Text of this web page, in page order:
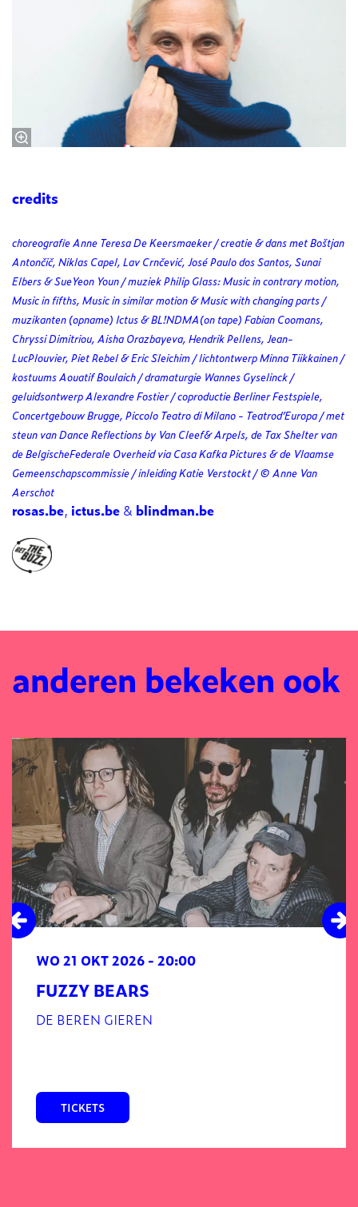
credits
choreografie Anne Teresa De Keersmaeker / creatie & dans met Boštjan
Antončič, Niklas Capel, Lav Crnčević, José Paulo dos Santos, Sunai
Elbers & SueYeon Youn / muziek Philip Glass: Music in contrary motion,
Music in fifths, Music in similar motion & Music with changing parts /
muzikanten (opname) Ictus & BL!NDMA(on tape) Fabian Coomans,
Chryssi Dimitriou, Aisha Orazbayeva, Hendrik Pellens, Jean-
LucPlouvier, Piet Rebel & Eric Sleichim / lichtontwerp Minna Tiikkainen /
kostuums Aouatif Boulaich / dramaturgie Wannes Gyselinck /
geluidsontwerp Alexandre Fostier / coproductie Berliner Festspiele,
Concertgebouw Brugge, Piccolo Teatro di Milano - Teatrod’Europa / met
steun van Dance Reflections by Van Cleef& Arpels, de Tax Shelter van
de BelgischeFederale Overheid via Casa Kafka Pictures & de Vlaamse
Gemeenschapscommissie / inleiding Katie Verstockt / © Anne Van
Aerschot
rosas.be, ictus.be & blindman.be
anderen bekeken ook
FUZZY BEARS
DE BEREN GIEREN
WO 21 OKT 2026 - 20:00
TICKETS